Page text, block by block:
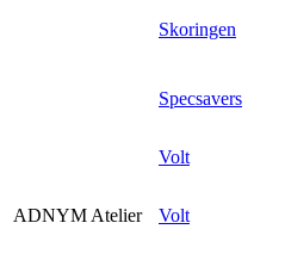
Skoringen
Specsavers
Volt
ADNYM Atelier Volt